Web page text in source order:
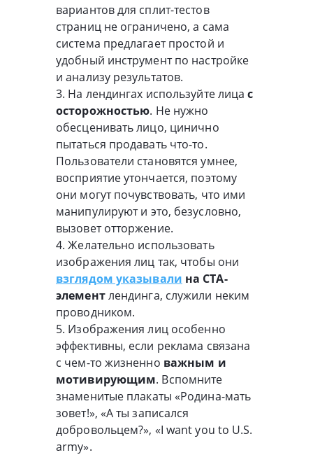
вариантов для сплит-тестов
страниц не ограничено, а сама
система предлагает простой и
удобный инструмент по настройке
и анализу результатов.
3. На лендингах используйте лицас
осторожностью. Не нужно
обесценивать лицо, цинично
пытаться продавать что-то.
Пользователи становятся умнее,
восприятие утончается, поэтому
они могут почувствовать, что ими
манипулируют и это, безусловно,
вызовет отторжение.
4. Желательно использовать
изображения лиц так, чтобы они
взглядом указывали на CTA-
элементлендинга, служили неким
проводником.
5. Изображения лиц особенно
эффективны, если реклама связана
с чем-то жизненно важным и
мотивирующим. Вспомните
знаменитые плакаты «Родина-мать
зовет!», «А ты записался
добровольцем?», «I want you to U.S.
army».